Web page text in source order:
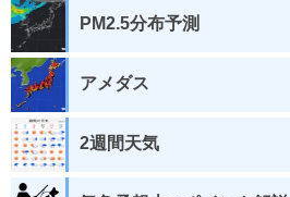
PM2.5分布予測
アメダス
2週間天気